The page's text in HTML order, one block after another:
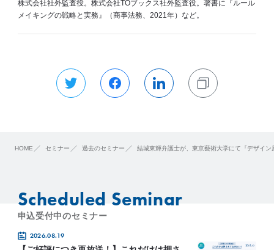
株式会社社外監査役。株式会社TOブックス社外監査役。著書に『ルール
メイキングの戦略と実務』（商事法務、2021年）など。
HOME セミナー 過去のセミナー 結城東輝弁護士が、東京藝術大学にて『デザイ
Scheduled Seminar
申込受付中のセミナー
2026.08.19